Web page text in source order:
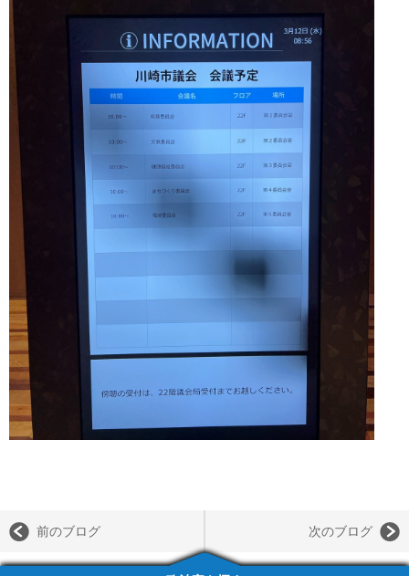
前のブログ 次のブログ